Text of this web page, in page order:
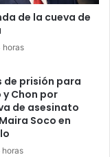
de la cueva de
horas
de prisión para
y Chon por
de asesinato
Soco en
horas